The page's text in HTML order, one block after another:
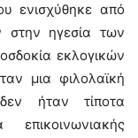
ενισχύθηκε από
στην ηγεσία των
εκλογικών
μια φιλολαϊκή
ήταν τίποτα